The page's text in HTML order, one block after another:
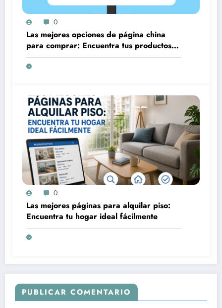
0
Las mejores opciones de página china
para comprar: Encuentra tus productos
favoritos a precios increíbles
0
Las mejores páginas para alquilar piso:
Encuentra tu hogar ideal fácilmente
PUBLICAR COMENTARIO